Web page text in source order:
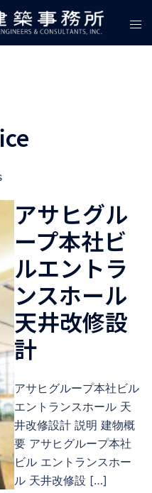
ト
アサヒグル
ープ本社ビ
ルエントラ
ンスホール
天井改修設
計
アサヒグループ本社ビル
エントランスホール 天
井改修設計 説明 建物概
要 アサヒグループ本社
ビル エントランスホー
ル 天井改修設 […]